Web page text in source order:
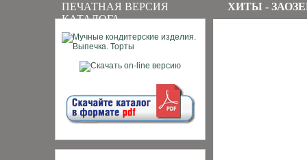
ПЕЧАТНАЯ ВЕРСИЯ
КАТАЛОГА
ХИТЫ -